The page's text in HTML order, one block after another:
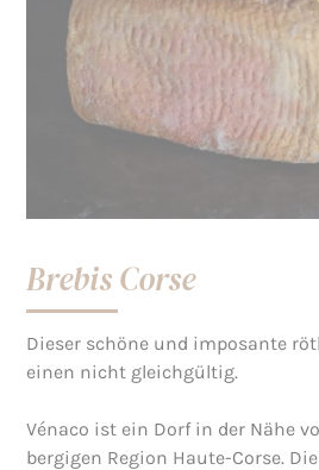
Brebis Corse
Dieser schöne und imposante
einen nicht gleichgültig.
Vénaco ist ein Dorf in der Nähe
bergigen Region Haute-Corse.